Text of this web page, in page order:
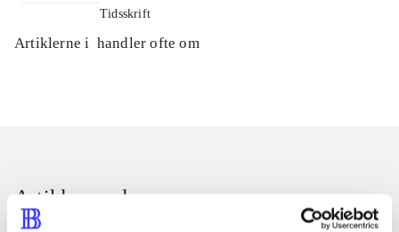
Tidsskrift
Artiklerne i handler ofte om
Artikler med samme emner
Fra